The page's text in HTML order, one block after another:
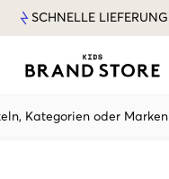
SCHNELLE LIEFERUNG
Kategorien oder Marken